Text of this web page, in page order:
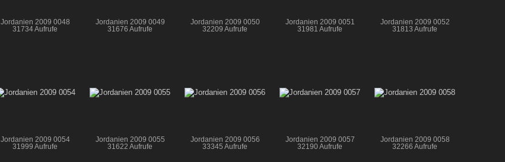
Jordanien 2009 0048
31734 Aufrufe
Jordanien 2009 0049
31676 Aufrufe
Jordanien 2009 0050
32209 Aufrufe
Jordanien 2009 0051
31981 Aufrufe
Jordanien 2009 0052
31813 Aufrufe
Jordanien 2009 0054
31999 Aufrufe
Jordanien 2009 0055
31622 Aufrufe
Jordanien 2009 0056
33345 Aufrufe
Jordanien 2009 0057
32190 Aufrufe
Jordanien 2009 0058
32266 Aufrufe